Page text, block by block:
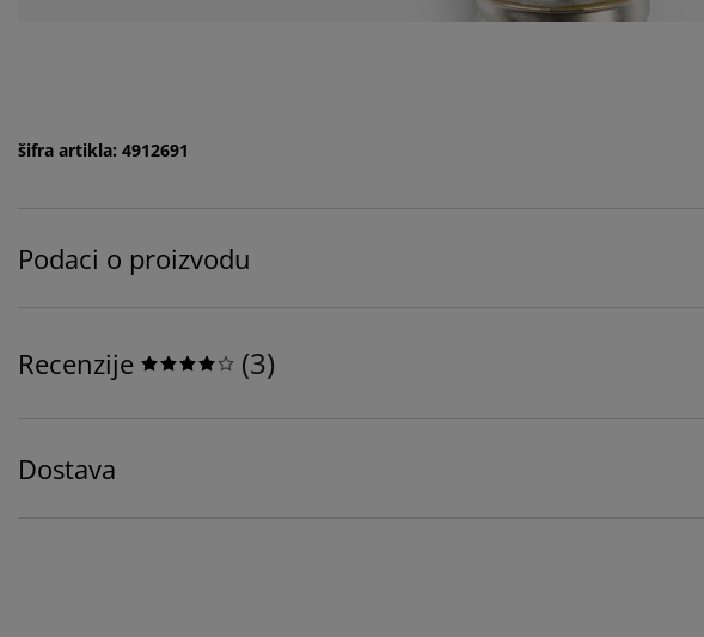
šifra artikla: 4912691
Podaci o proizvodu
Recenzije (3)
Dostava